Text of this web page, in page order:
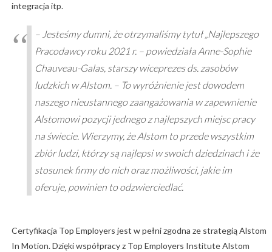
integracja itp.
– Jesteśmy dumni, że otrzymaliśmy tytuł „Najlepszego
Pracodawcy roku 2021 r. – powiedziała Anne-Sophie
Chauveau-Galas, starszy wiceprezes ds. zasobów
ludzkich w Alstom. – To wyróżnienie jest dowodem
naszego nieustannego zaangażowania w zapewnienie
Alstomowi pozycji jednego z najlepszych miejsc pracy
na świecie. Wierzymy, że Alstom to przede wszystkim
zbiór ludzi, którzy są najlepsi w swoich dziedzinach i że
stosunek firmy do nich oraz możliwości, jakie im
oferuje, powinien to odzwierciedlać.
Certyfikacja Top Employers jest w pełni zgodna ze strategią Alstom
In Motion. Dzięki współpracy z Top Employers Institute Alstom